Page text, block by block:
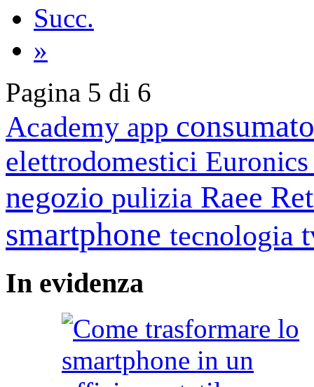
Succ.
»
Pagina 5 di 6
Academy app
elettrodomestici
negozio pulizia Raee
smartphone tecnologia
In evidenza